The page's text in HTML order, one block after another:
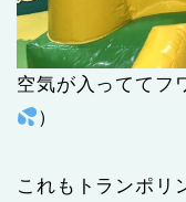
空気が入っててフ
）
これもトランポリ